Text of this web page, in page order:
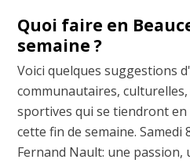
Quoi faire en
semaine ?
Voici quelques suggestions
communautaires,
sportives qui se tiendront en
cette fin de semaine. Samedi
Fernand Nault: une passion,